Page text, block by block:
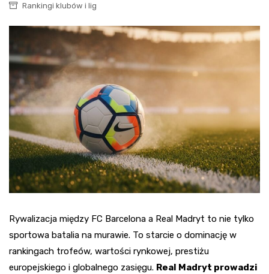
Rankingi klubów i lig
Rywalizacja między FC Barcelona a Real Madryt to nie tylko
sportowa batalia na murawie. To starcie o dominację w
rankingach trofeów, wartości rynkowej, prestiżu
europejskiego i globalnego zasięgu. Real Madryt prowadzi